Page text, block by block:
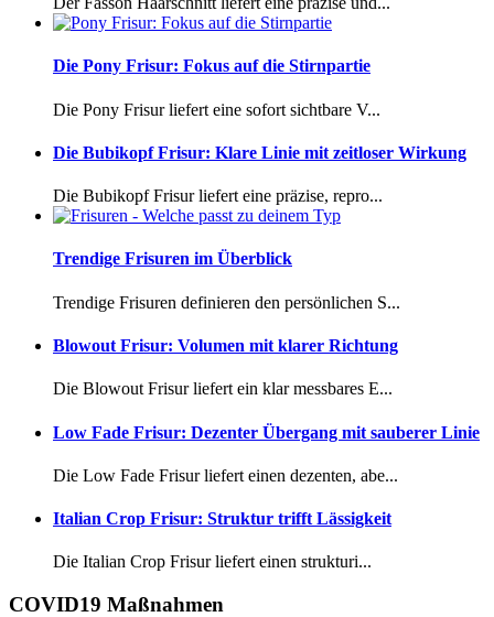
Die Pony Frisur: Fokus auf die Stirnpartie
Die Pony Frisur liefert eine sofort sichtbare V...
Die Bubikopf Frisur: Klare Linie mit zeitloser Wirkung
Die Bubikopf Frisur liefert eine präzise, repro...
Trendige Frisuren im Überblick
Trendige Frisuren definieren den persönlichen S...
Blowout Frisur: Volumen mit klarer Richtung
Die Blowout Frisur liefert ein klar messbares E...
Low Fade Frisur: Dezenter Übergang mit sauberer Linie
Die Low Fade Frisur liefert einen dezenten, abe...
Italian Crop Frisur: Struktur trifft Lässigkeit
Die Italian Crop Frisur liefert einen strukturi...
COVID19 Maßnahmen